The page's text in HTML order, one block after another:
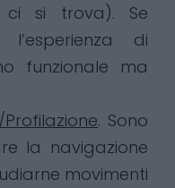
si trova). Se
di
funzionale ma
. Sono
la navigazione
movimenti